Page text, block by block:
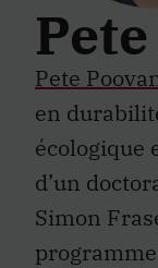
Pete
en
écologique
d’un
Simon